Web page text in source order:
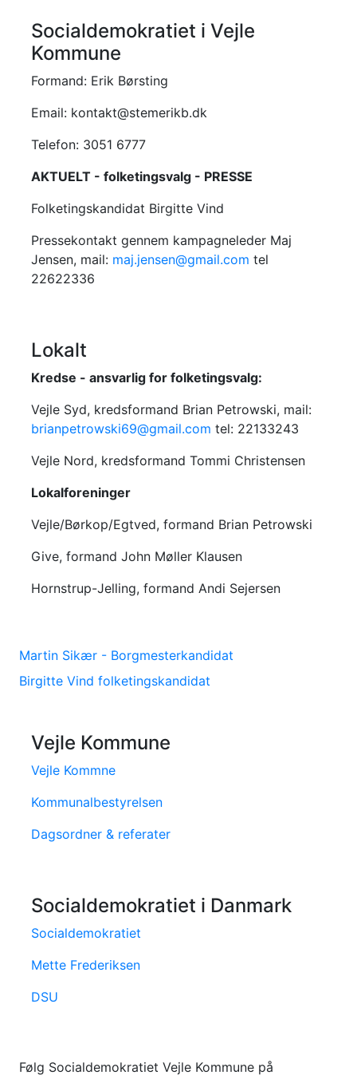
Socialdemokratiet i Vejle
Kommune
Formand: Erik Børsting
Email: kontakt@stemerikb.dk
Telefon: 3051 6777
AKTUELT - folketingsvalg - PRESSE
Folketingskandidat Birgitte Vind
Pressekontakt gennem kampagneleder Maj
Jensen, mail: maj.jensen@gmail.com tel
22622336
Lokalt
Kredse - ansvarlig for folketingsvalg:
Vejle Syd, kredsformand Brian Petrowski, mail:
brianpetrowski69@gmail.com tel: 22133243
Vejle Nord, kredsformand Tommi Christensen
Lokalforeninger
Vejle/Børkop/Egtved, formand Brian Petrowski
Give, formand John Møller Klausen
Hornstrup-Jelling, formand Andi Sejersen
Martin Sikær - Borgmesterkandidat
Birgitte Vind folketingskandidat
Vejle Kommune
Vejle Kommne
Kommunalbestyrelsen
Dagsordner & referater
Socialdemokratiet i Danmark
Socialdemokratiet
Mette Frederiksen
DSU
Følg Socialdemokratiet Vejle Kommune på